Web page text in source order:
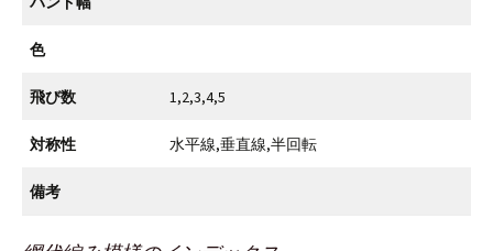
色
飛び数 1,2,3,4,5
対称性 水平線,垂直線,半回転
備考